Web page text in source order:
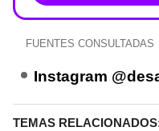
FUENTES CONSULTADAS
Instagram
TEMAS